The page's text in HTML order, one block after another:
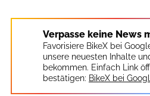
Verpasse keine News
Favorisiere BikeX bei
unsere neuesten Inhalte
bekommen. Einfach Link
bestätigen: BikeX bei